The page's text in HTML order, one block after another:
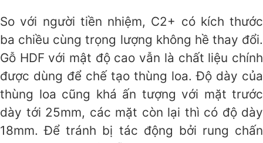
So với người tiền nhiệm, C2+ có kích thước
ba chiều cùng trọng lượng không hề thay đổi.
Gỗ HDF với mật độ cao vẫn là chất liệu chính
được dùng để chế tạo thùng loa. Độ dày của
thùng loa cũng khá ấn tượng với mặt trước
dày tới 25mm, các mặt còn lại thì có độ dày
18mm. Để tránh bị tác động bởi rung chấn